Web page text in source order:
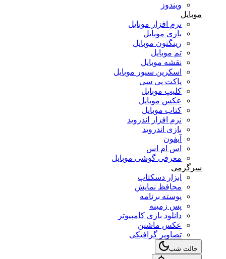
ویندوز
موبایل
نرم افزار موبایل
بازی موبایل
رینگتون موبایل
تم موبایل
نقشه موبایل
اسکرین سیور موبایل
پاکت پی سی
کلیپ موبایل
عکس موبایل
کتاب موبایل
نرم افزار اندروید
بازی اندروید
آیفون
اس ام اس
معرفی گوشی موبایل
سرگرمی
ابزار دسکتاپ
محافظ نمایش
پوسته برنامه
پس زمینه
دانلود بازی کامپیوتر
عکس ماشین
تصاویر گرافیکی
حالت شب